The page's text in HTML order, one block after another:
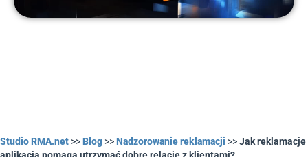
Studio RMA.net >>Blog >>Nadzorowanie reklamacji >>Jak reklamacje